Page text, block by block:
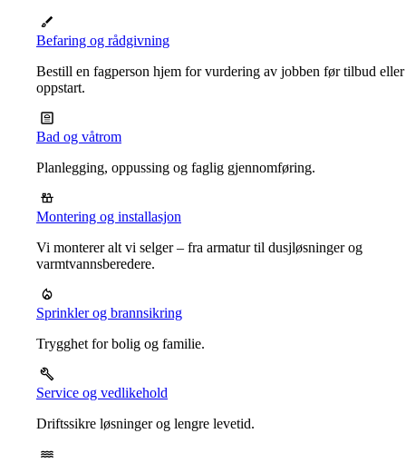
Befaring og rådgivning
Bestill en fagperson hjem for vurdering av jobben før tilbud eller
oppstart.
Bad og våtrom
Planlegging, oppussing og faglig gjennomføring.
Montering og installasjon
Vi monterer alt vi selger – fra armatur til dusjløsninger og
varmtvannsberedere.
Sprinkler og brannsikring
Trygghet for bolig og familie.
Service og vedlikehold
Driftssikre løsninger og lengre levetid.